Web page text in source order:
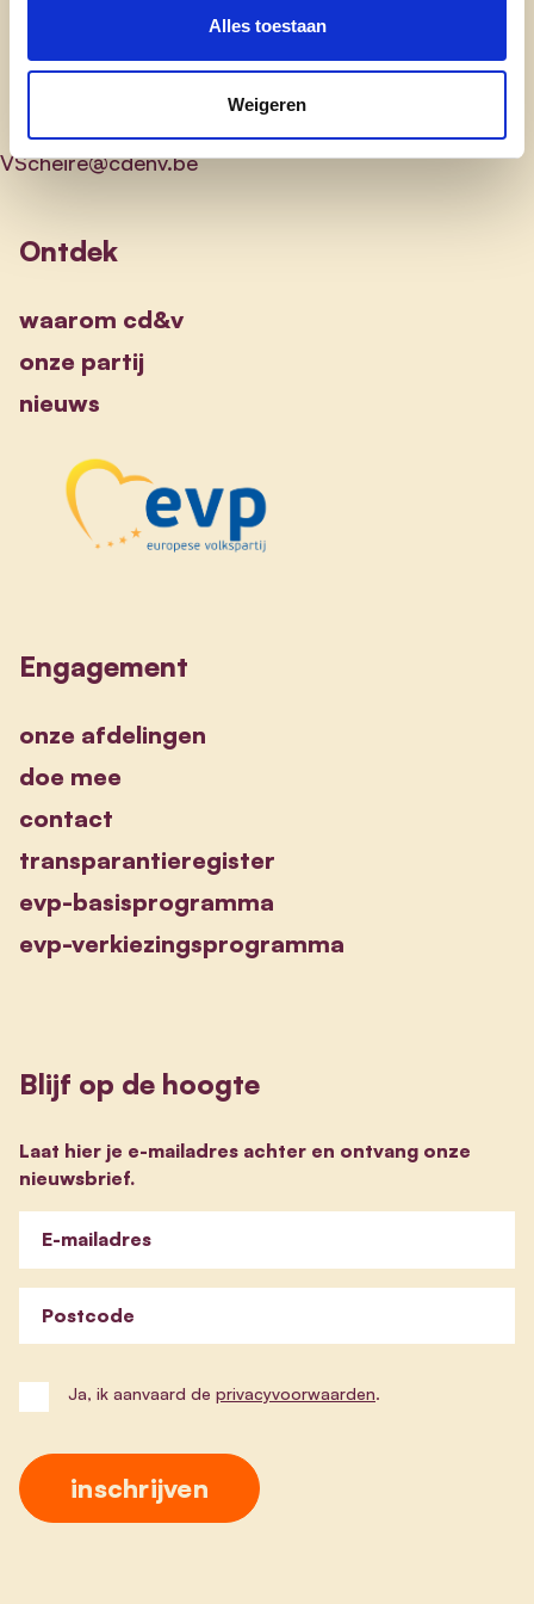
Alles toestaan
Weigeren
VScheire@cdenv.be
Ontdek
waarom cd&v
onze partij
nieuws
Engagement
onze afdelingen
doe mee
contact
transparantieregister
evp-basisprogramma
evp-verkiezingsprogramma
Blijf op de hoogte
Laat hier je e-mailadres achter en ontvang onze
nieuwsbrief.
E-mailadres
Postcode
Ja, ik aanvaard de privacyvoorwaarden.